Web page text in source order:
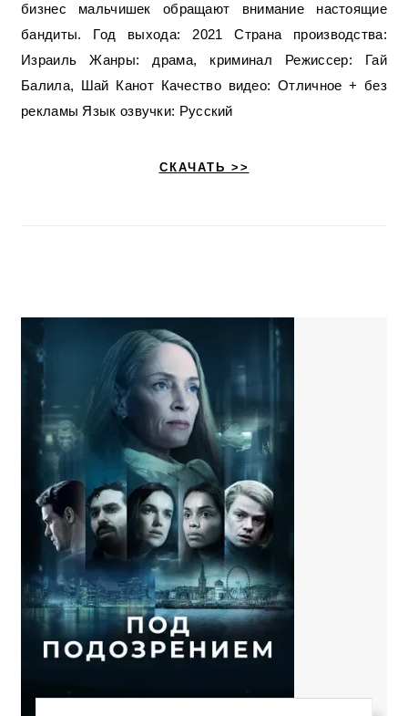
бизнес мальчишек обращают внимание настоящие
бандиты. Год выхода: 2021 Страна производства:
Израиль Жанры: драма, криминал Режиссер: Гай
Балила, Шай Канот Качество видео: Отличное + без
рекламы Язык озвучки: Русский
СКАЧАТЬ >>